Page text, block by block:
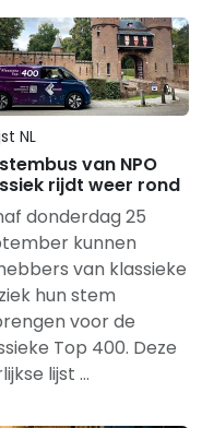
NL
van NPO
rijdt weer rond
donderdag 25
kunnen
van klassieke
hun stem
voor de
Top 400. Deze
lijst …